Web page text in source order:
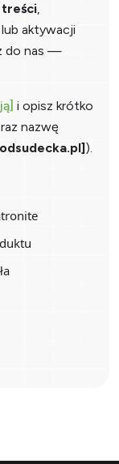
treści,
aktywacji
do nas —
i opisz krótko
nazwę
).